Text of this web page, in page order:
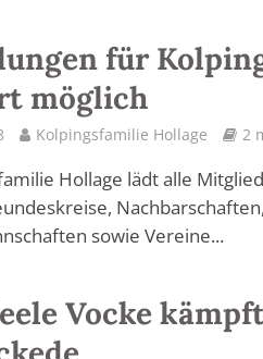
für
möglich
Kolpingsfamilie Hollage 2
Hollage lädt alle
sowie Vereine...
Vocke